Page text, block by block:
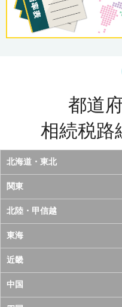
都道
相続税路
北海道・東北
北海道
青森県
岩手県
宮城県
秋田県
関東
東京都
神奈川県
千葉県
埼玉県
北陸・甲信越
山梨県
長野県
新潟県
東海
愛知県
岐阜県
近畿
大阪府
中国